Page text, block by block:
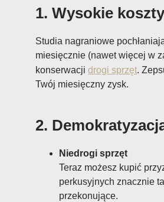
1. Wysokie
Studia nagraniowe
miesięcznie (nawet więcej w
konserwacji drogi sprzęt.
Twój miesięczny zysk.
2.
Niedrogi sprzęt
Teraz możesz kupić
perkusyjnych znacznie
przekonujące.